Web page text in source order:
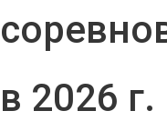
в 2026 г.